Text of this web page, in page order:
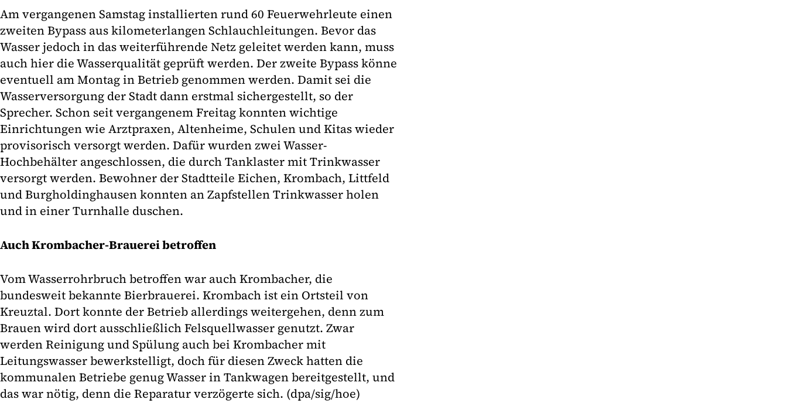
Am vergangenen Samstag installierten rund 60 Feuerwehrleute einen
zweiten Bypass aus kilometerlangen Schlauchleitungen. Bevor das
Wasser jedoch in das weiterführende Netz geleitet werden kann, muss
auch hier die Wasserqualität geprüft werden. Der zweite Bypass könne
eventuell am Montag in Betrieb genommen werden. Damit sei die
Wasserversorgung der Stadt dann erstmal sichergestellt, so der
Sprecher. Schon seit vergangenem Freitag konnten wichtige
Einrichtungen wie Arztpraxen, Altenheime, Schulen und Kitas wieder
provisorisch versorgt werden. Dafür wurden zwei Wasser-
Hochbehälter angeschlossen, die durch Tanklaster mit Trinkwasser
versorgt werden. Bewohner der Stadtteile Eichen, Krombach, Littfeld
und Burgholdinghausen konnten an Zapfstellen Trinkwasser holen
und in einer Turnhalle duschen.
Auch Krombacher-Brauerei betroffen
Vom Wasserrohrbruch betroffen war auch Krombacher, die
bundesweit bekannte Bierbrauerei. Krombach ist ein Ortsteil von
Kreuztal. Dort konnte der Betrieb allerdings weitergehen, denn zum
Brauen wird dort ausschließlich Felsquellwasser genutzt. Zwar
werden Reinigung und Spülung auch bei Krombacher mit
Leitungswasser bewerkstelligt, doch für diesen Zweck hatten die
kommunalen Betriebe genug Wasser in Tankwagen bereitgestellt, und
das war nötig, denn die Reparatur verzögerte sich. (dpa/sig/hoe)